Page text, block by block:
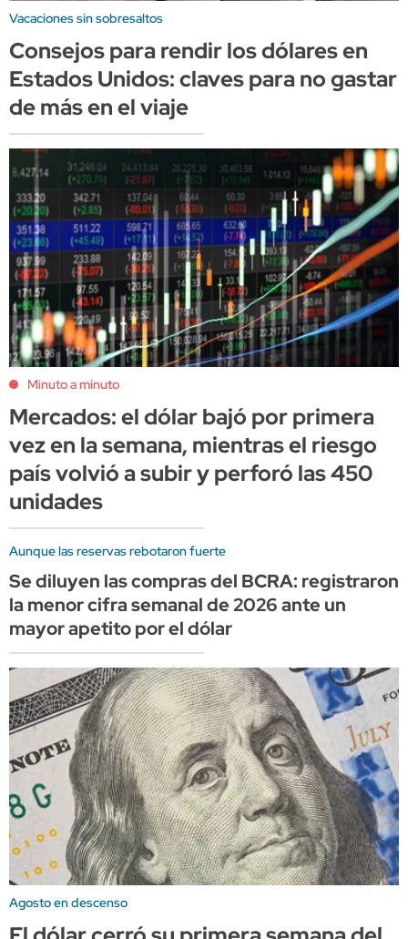
Vacaciones sin sobresaltos
Consejos para rendir los dólares en
Estados Unidos: claves para no gastar
de más en el viaje
Minuto a minuto
Mercados: el dólar bajó por primera
vez en la semana, mientras el riesgo
país volvió a subir y perforó las 450
unidades
Aunque las reservas rebotaron fuerte
Se diluyen las compras del BCRA: registraron
la menor cifra semanal de 2026 ante un
mayor apetito por el dólar
Agosto en descenso